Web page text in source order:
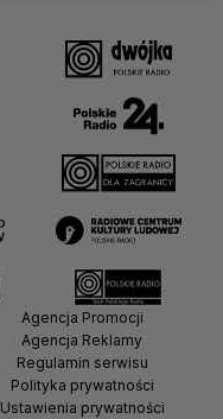
Agencja Promocji
Agencja Reklamy
Regulamin serwisu
Polityka prywatności
Ustawienia prywatności